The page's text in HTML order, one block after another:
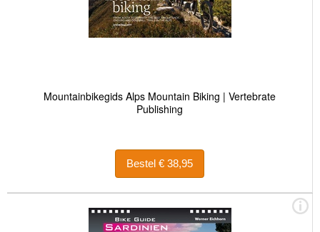
Mountainbikegids Alps Mountain Biking | Vertebrate
Publishing
Bestel € 38,95